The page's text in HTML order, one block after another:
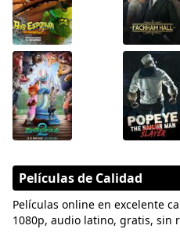
Películas de Calidad
Películas online en excelente
1080p, audio latino, gratis, sin